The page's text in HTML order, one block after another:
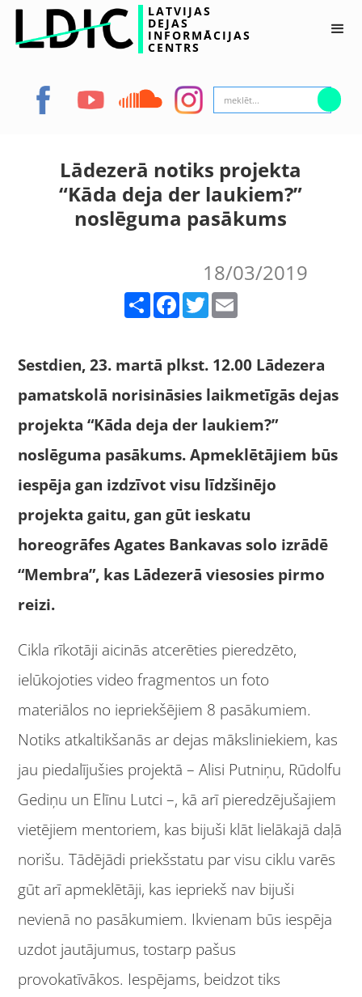
LATVIJAS
DEJAS
INFORMĀCIJAS
CENTRS
Lādezerā notiks projekta
“Kāda deja der laukiem?”
noslēguma pasākums
18/03/2019
Facebook Twitter
Sestdien, 23. martā plkst. 12.00 Lādezera
pamatskolā norisināsies laikmetīgās dejas
projekta “Kāda deja der laukiem?”
noslēguma pasākums. Apmeklētājiem būs
iespēja gan izdzīvot visu līdzšinējo
projekta gaitu, gan gūt ieskatu
horeogrāfes Agates Bankavas solo izrādē
“Membra”, kas Lādezerā viesosies pirmo
reizi.
Cikla rīkotāji aicinās atcerēties pieredzēto,
ielūkojoties video fragmentos un foto
materiālos no iepriekšējiem 8 pasākumiem.
Notiks atkaltikšanās ar dejas māksliniekiem, kas
jau piedalījušies projektā – Alisi Putniņu, Rūdolfu
Gediņu un Elīnu Lutci –, kā arī pieredzējušajiem
vietējiem mentoriem, kas bijuši klāt lielākajā daļā
norišu. Tādējādi priekšstatu par visu ciklu varēs
gūt arī apmeklētāji, kas iepriekš nav bijuši
nevienā no pasākumiem. Ikvienam būs iespēja
uzdot jautājumus, tostarp pašus
provokatīvākos. Iespējams, beidzot tiks